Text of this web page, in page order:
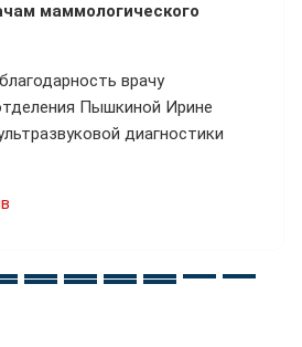
маммологического
врачу
Пышкиной Ирине
диагностики